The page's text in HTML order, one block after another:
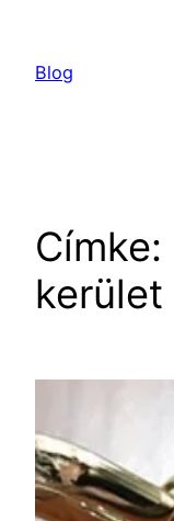
tartalomhoz
Blog
Címke:
kerület